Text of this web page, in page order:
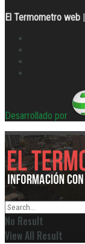
El Termometro web
Desarrollado por
No Result
View All Result